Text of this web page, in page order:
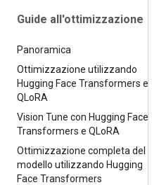
Guide all'ottimizzazione
Panoramica
Ottimizzazione utilizzando
Hugging Face Transformers e
QLoRA
Vision Tune con Hugging Face
Transformers e QLoRA
Ottimizzazione completa del
modello utilizzando Hugging
Face Transformers